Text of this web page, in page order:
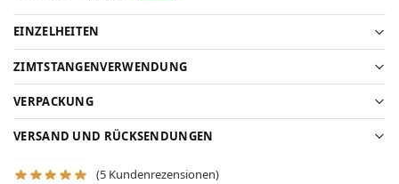
EINZELHEITEN
ZIMTSTANGENVERWENDUNG
VERPACKUNG
VERSAND UND RÜCKSENDUNGEN
(5 Kundenrezensionen)